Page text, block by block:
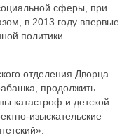
сферы, при
в 2013 году впервые
политики
отделения Дворца
продолжить
катастроф и детской
изыскательские